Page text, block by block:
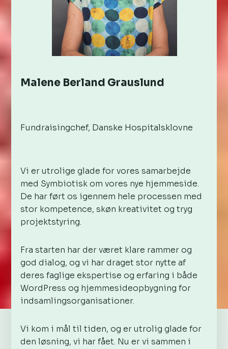
Malene Berland Grauslund
Fundraisingchef, Danske Hospitalsklovne
Vi er utrolige glade for vores samarbejde
med Symbiotisk om vores nye hjemmeside.
De har ført os igennem hele processen med
stor kompetence, skøn kreativitet og tryg
projektstyring.
Fra starten har der været klare rammer og
god dialog, og vi har draget stor nytte af
deres faglige ekspertise og erfaring i både
WordPress og hjemmesideopbygning for
indsamlingsorganisationer.
Vi kom i mål til tiden, og er utrolig glade for
den løsning, vi har fået. Nu er vi sammen i